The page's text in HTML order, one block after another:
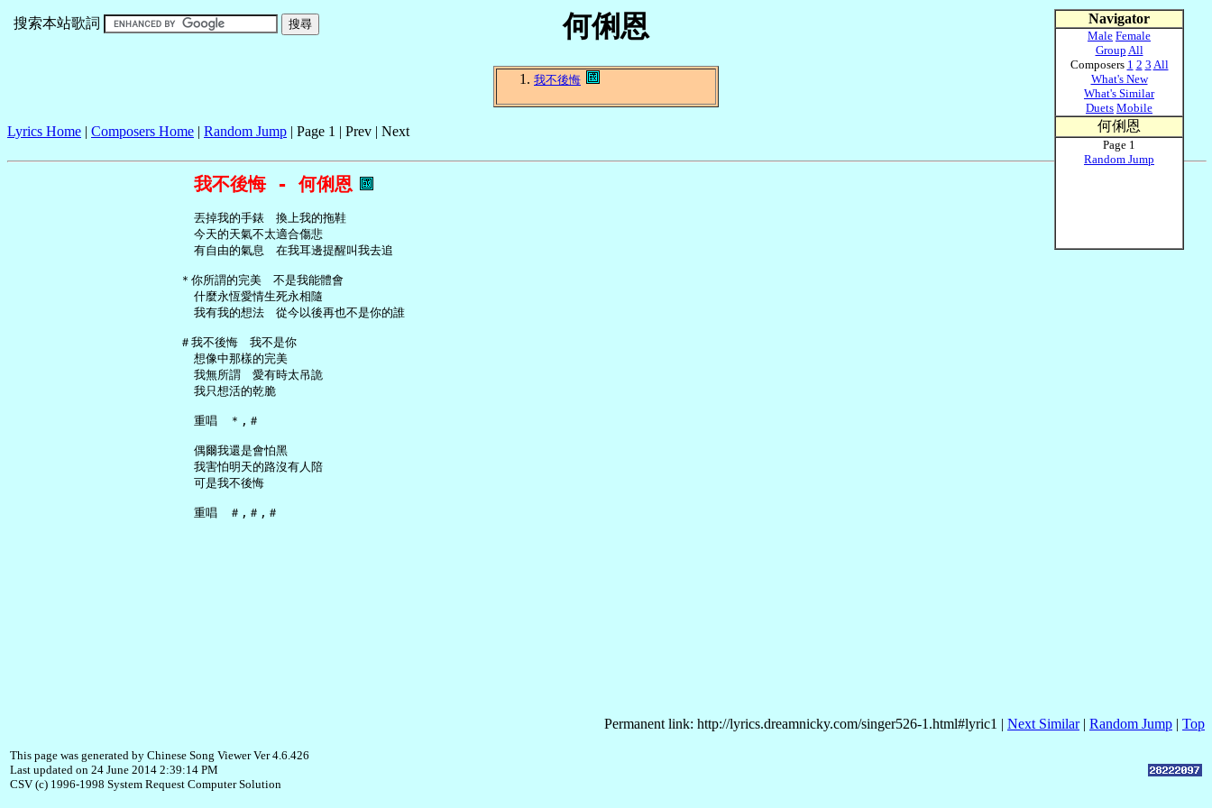
何俐恩
搜索本站歌詞
我不後悔
Lyrics Home | Composers Home | Random Jump | Page 1 | Prev | Next
我不後悔 - 何俐恩
     丟掉我的手錶　換上我的拖鞋
     今天的天氣不太適合傷悲
     有自由的氣息　在我耳邊提醒叫我去追
   ＊你所謂的完美　不是我能體會
     什麼永恆愛情生死永相隨
     我有我的想法　從今以後再也不是你的誰
   ＃我不後悔　我不是你
     想像中那樣的完美
     我無所謂　愛有時太吊詭
     我只想活的乾脆
     重唱　＊,＃
     偶爾我還是會怕黑
     我害怕明天的路沒有人陪
     可是我不後悔
Permanent link: http://lyrics.dreamnicky.com/singer526-1.html#lyric1 | Next Similar| Random Jump | Top
This page was generated by Chinese Song Viewer Ver 4.6.426
Last updated on 24 June 2014 2:39:14 PM
CSV (c) 1996-1998 System Request Computer Solution
Navigator
Male Female
Group All
Composers 1 2 3 All
What's New
What's Similar
Duets Mobile
何俐恩
Page 1
Random Jump